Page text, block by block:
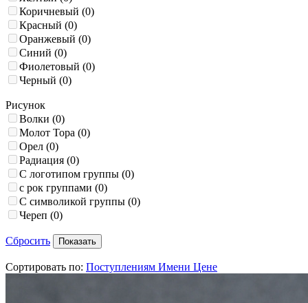
Коричневый (0)
Красный (0)
Оранжевый (0)
Синий (0)
Фиолетовый (0)
Черный (0)
Рисунок
Волки (0)
Молот Тора (0)
Орел (0)
Радиация (0)
С логотипом группы (0)
с рок группами (0)
С символикой группы (0)
Череп (0)
Сбросить
Сортировать по: Поступлениям Имени Цене